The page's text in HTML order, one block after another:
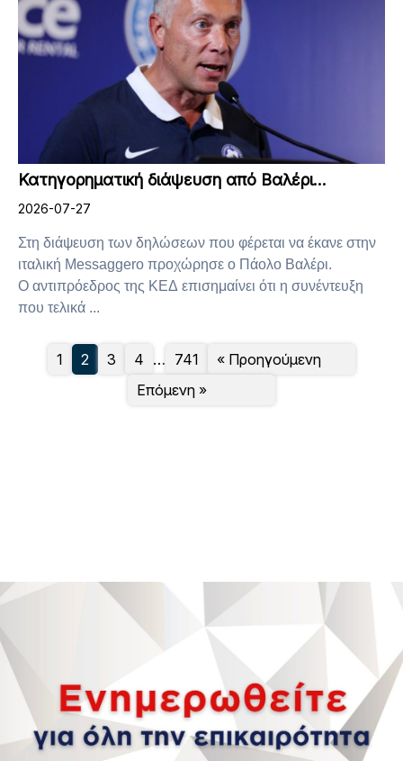
Κατηγορηματική διάψευση από Βαλέρι…
2026-07-27
Στη διάψευση των δηλώσεων που φέρεται να έκανε στην
ιταλική Messaggero προχώρησε ο Πάολο Βαλέρι.
Ο αντιπρόεδρος της ΚΕΔ επισημαίνει ότι η συνέντευξη
που τελικά ...
« Προηγούμενη
1 2 3 4 … 741
Επόμενη »